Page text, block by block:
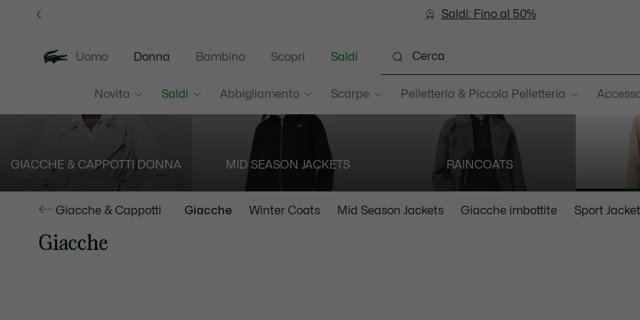
Saldi: Fino al 50%
Saldi: Fino al 50%
Uomo Donna
Novita Saldi Abbigliamento Scarpe Pelletteria & Piccola Pelletteria
Bambino Scopri Saldi
GIACCHE & CAPPOTTI DONNA MID SEASON JACKETS RAINCOATS
Giacche & Cappotti Giacche Winter Coats Mid Season Jackets Giacche imbottite Sport
Giacche